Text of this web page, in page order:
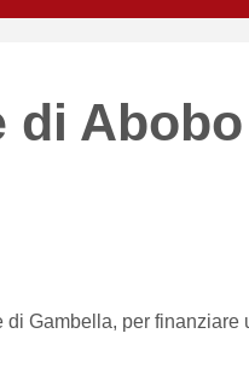
di Abobo
di Gambella, per finanziare